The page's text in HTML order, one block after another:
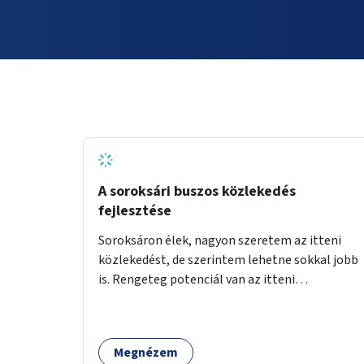
A soroksári buszos közlekedés
fejlesztése
Soroksáron élek, nagyon szeretem az itteni
közlekedést, de szerintem lehetne sokkal jobb
is. Rengeteg potenciál van az itteni
vele és egy nagyon kényelmes járat. Nagyon jól
el lehet vele kerülni a HÉVet, ráadásul
Megnézem